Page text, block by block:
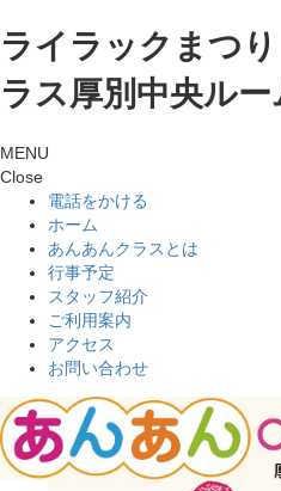
ライラックまつ
ラス厚別中央ルー
MENU
Close
電話をかける
ホーム
あんあんクラスとは
行事予定
スタッフ紹介
ご利用案内
アクセス
お問い合わせ